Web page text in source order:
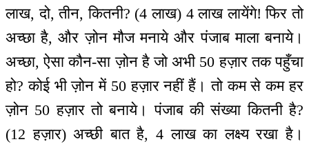
लाख, दो, तीन, कितनी? (4 लाख) 4 लाख लायेंगे! फिर तो
अच्छा है, और ज़ोन मौज मनाये और पंजाब माला बनाये।
अच्छा, ऐसा कौन-सा ज़ोन है जो अभी 50 हज़ार तक पहुँचा
हो? कोई भी ज़ोन में 50 हज़ार नहीं हैं। तो कम से कम हर
ज़ोन 50 हज़ार तो बनाये। पंजाब की संख्या कितनी है?
(12 हज़ार) अच्छी बात है, 4 लाख का लक्ष्य रखा है।